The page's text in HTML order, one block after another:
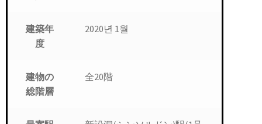
建築年
度
2020년 1월
建物の
総階層
全20階